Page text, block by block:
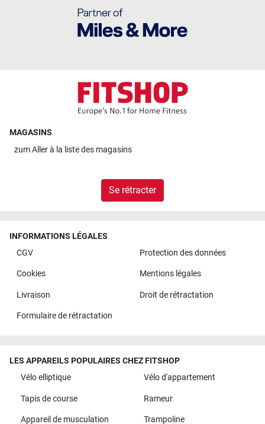
MAGASINS
zumAller à la liste des magasins
Se rétracter
INFORMATIONS LÉGALES
CGV
Protection des données
Cookies Mentions légales
Livraison Droit de rétractation
Formulaire de rétractation
LES APPAREILS POPULAIRES CHEZ FITSHOP
Vélo elliptique
Vélo d'appartement
Tapis de course Rameur
Appareil de musculation Trampoline